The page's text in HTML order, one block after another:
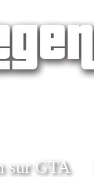
sur GTA